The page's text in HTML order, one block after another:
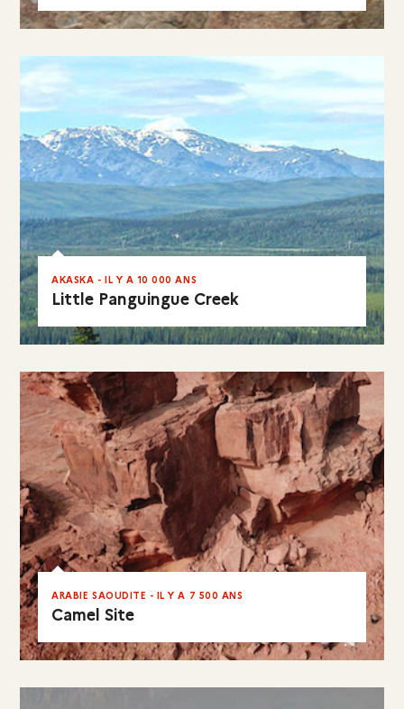
EN RÉSUMÉ
Little Panguingue Creek
AKASKA - IL Y A 10 000 ANS
EN RÉSUMÉ
Camel Site
ARABIE SAOUDITE - IL Y A 7 500 ANS
EN RÉSUMÉ